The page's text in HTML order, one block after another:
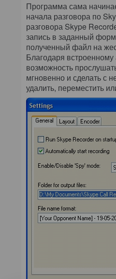
Программа сама
начала разговора по
разговора Skype
запись в заданный
полученный файл на
Благодаря встроенному
возможность
мгновенно и сделать с
удалить, переместить